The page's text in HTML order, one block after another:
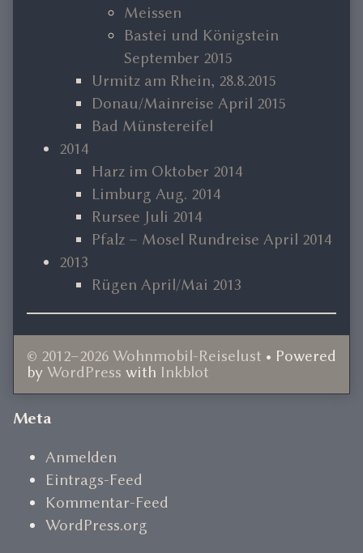
Meissen
Bastei und Königstein
September 2015
Urmitz am Rhein, 28.8.2015
Donau/Mainreise April 2015
Bad Münstereifel
2014
Harz im Oktober 2014
Limburg Aug. 2014
Rursee Juli 2014
Pfalz – Mosel Rundreise April 2014
2013
Rügen April/Mai 2013
© 2012–2026 Wohnmobil-Reiselust • Powered
by WordPress with Inkblot
Document
Footer
Meta
Anmelden
Eintrags-Feed
Kommentar-Feed
WordPress.org